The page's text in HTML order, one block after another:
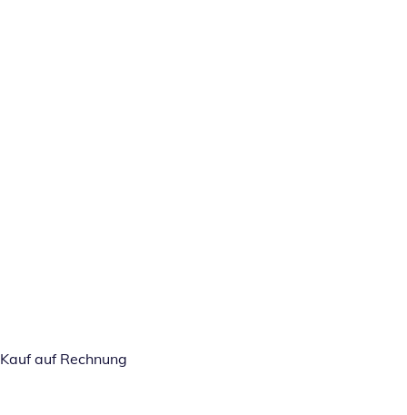
Kauf auf Rechnung